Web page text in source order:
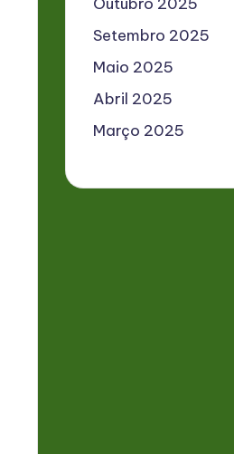
Setembro 2025
Maio 2025
Abril 2025
Março 2025